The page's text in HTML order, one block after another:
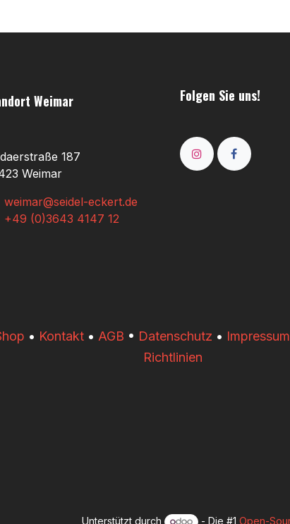
Folgen Sie uns!
Weimar
187
Weimar
weimar@seidel-eckert.de
+49 (0)3643 4147 12
• Kontakt• AGB • Datenschutz • Impressum
Richtlinien
Unterstützt durch - Die #1 Open-